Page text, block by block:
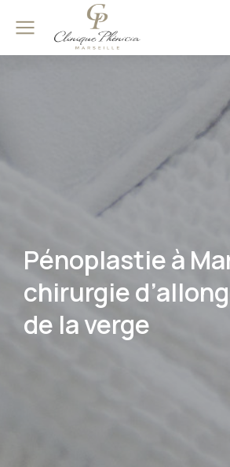
Pénoplastie à
chirurgie
de la verge